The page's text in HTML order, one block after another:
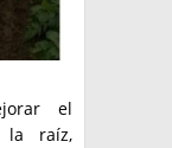
el
la raíz,